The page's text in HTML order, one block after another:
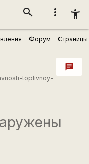
more_vert accessibility_new
search
Форум Страницы
toplivnoy-
chat